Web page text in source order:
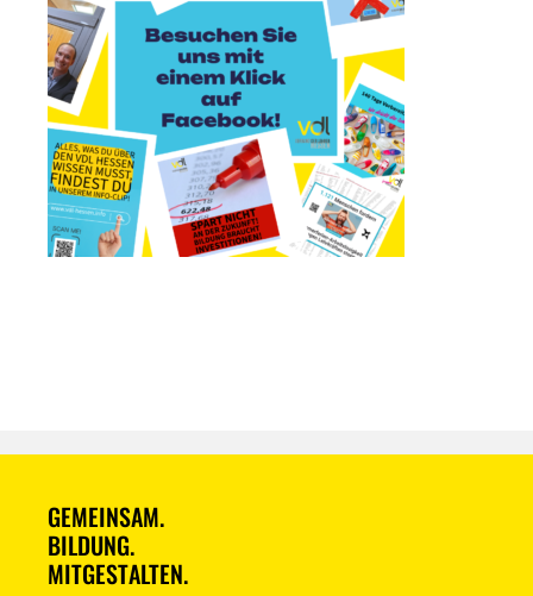
GEMEINSAM.
BILDUNG.
MITGESTALTEN.